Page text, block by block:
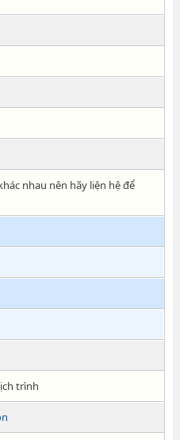
nhau nên hãy liện hệ để
trình